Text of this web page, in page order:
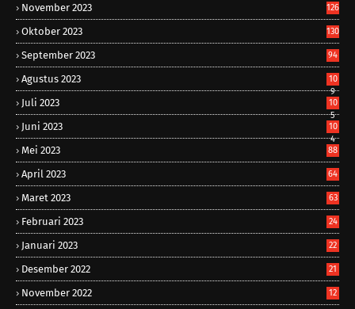
November 2023 126
Oktober 2023 130
September 2023 94
Agustus 2023
10
9
Juli 2023
10
5
Juni 2023
10
4
Mei 2023 88
April 2023 64
Maret 2023 63
Februari 2023 24
Januari 2023 22
Desember 2022 21
November 2022 12